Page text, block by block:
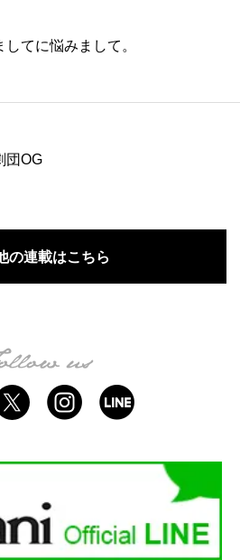
してに悩みまして。
団OG
の連載はこちら